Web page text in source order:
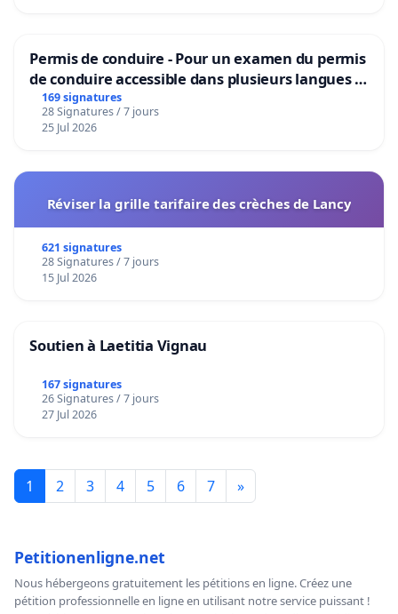
Permis de conduire - Pour un examen du permis
de conduire accessible dans plusieurs langues à
Bruxelles
169 signatures
28 Signatures / 7 jours
25 Jul 2026
Réviser la grille tarifaire des crèches de Lancy
621 signatures
28 Signatures / 7 jours
15 Jul 2026
Soutien à Laetitia Vignau
167 signatures
26 Signatures / 7 jours
27 Jul 2026
1 2 3 4 5 6 7 »
Petitionenligne.net
Nous hébergeons gratuitement les pétitions en ligne. Créez une
pétition professionnelle en ligne en utilisant notre service puissant !